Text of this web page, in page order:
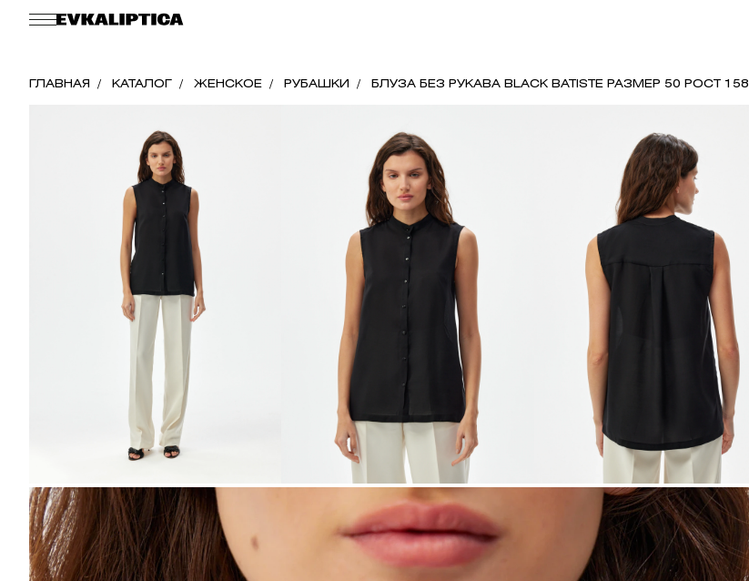
ГЛАВНАЯ КАТАЛОГ ЖЕНСКОЕ РУБАШКИ БЛУЗА БЕЗ РУКАВА BLACK BATISTE РАЗМЕР 50 РОСТ 158